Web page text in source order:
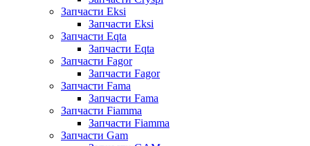
Запчасти Eksi
Запчасти Eksi
Запчасти Eqta
Запчасти Eqta
Запчасти Fagor
Запчасти Fagor
Запчасти Fama
Запчасти Fama
Запчасти Fiamma
Запчасти Fiamma
Запчасти Gam